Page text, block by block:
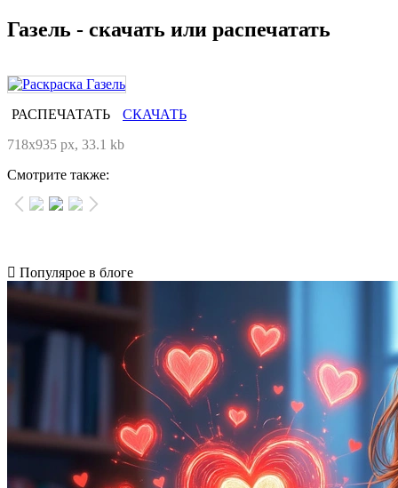
Газель - скачать или распечатать
РАСПЕЧАТАТЬ
СКАЧАТЬ
718x935 px, 33.1 kb
Смотрите также:
Популярое в блоге